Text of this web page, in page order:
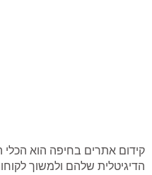
קידום אתרים בחיפה הוא הכלי
הדיגיטלית שלהם ולמשוך